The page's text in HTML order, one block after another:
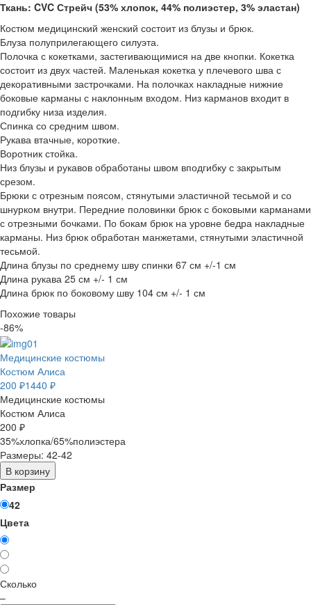
Ткань: CVC Стрейч (53% хлопок, 44% полиэстер, 3% эластан)
Костюм медицинский женский состоит из блузы и брюк.
Блуза полуприлегающего силуэта.
Полочка с кокетками, застегивающимися на две кнопки. Кокетка
состоит из двух частей. Маленькая кокетка у плечевого шва с
декоративными застрочками. На полочках накладные нижние
боковые карманы с наклонным входом. Низ карманов входит в
подгибку низа изделия.
Спинка со средним швом.
Рукава втачные, короткие.
Воротник стойка.
Низ блузы и рукавов обработаны швом вподгибку с закрытым
срезом.
Брюки с отрезным поясом, стянутыми эластичной тесьмой и со
шнурком внутри. Передние половинки брюк с боковыми карманами
с отрезными бочками. По бокам брюк на уровне бедра накладные
карманы. Низ брюк обработан манжетами, стянутыми эластичной
тесьмой.
Длина блузы по среднему шву спинки 67 см +/-1 см
Длина рукава 25 см +/- 1 см
Длина брюк по боковому шву 104 см +/- 1 см
Похожие товары
-86%
Медицинские костюмы
Костюм Алиса
200 ₽1440 ₽
Медицинские костюмы
Костюм Алиса
200 ₽
35%хлопка/65%полиэстера
Размеры: 42-42
В корзину
Размер
42
Цвета
Сколько
–